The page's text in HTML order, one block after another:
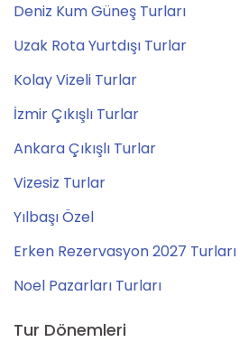
Deniz Kum Güneş Turları
Uzak Rota Yurtdışı Turlar
Kolay Vizeli Turlar
İzmir Çıkışlı Turlar
Ankara Çıkışlı Turlar
Vizesiz Turlar
Yılbaşı Özel
Erken Rezervasyon 2027 Turları
Noel Pazarları Turları
Tur Dönemleri